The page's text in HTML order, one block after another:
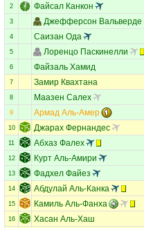
2 Файсал Канкон
3 Джефферсон Вальверде
4 Саизан Ода
5 Лоренцо Паскинелли
6 Файзаль Хамид
7 Замир Квахтана
8 Маазен Салех
9 Армад Аль-Амер
10 Джарах Фернандес
11 Абхаз Фалех
12 Курт Аль-Амири
13 Фадхел Файез
14 Абдулай Аль-Канка
15 Камиль Аль-Фанха
16 Хасан Аль-Хаш